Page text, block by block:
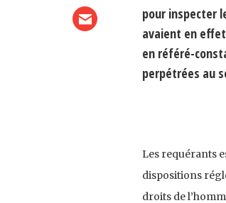
pour inspecter
avaient en
en référé-
perpétrées au
Les requérants
dispositions
droits de